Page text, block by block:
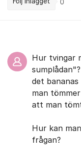
0
Hur tvingar
det
man
att man
Hur kan
frågan?